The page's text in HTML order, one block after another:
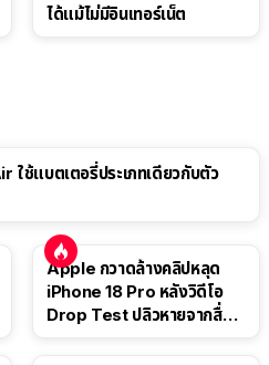
ได้แม้ไม่มีอินเทอร์เน็ต
ช้แบตเตอรี่ประเภทเดียวกับตัว
Apple กวาดล้างคลิปหลุด
iPhone 18 Pro หลังวิดีโอ
Drop Test ปลิวหายจากสื่อ